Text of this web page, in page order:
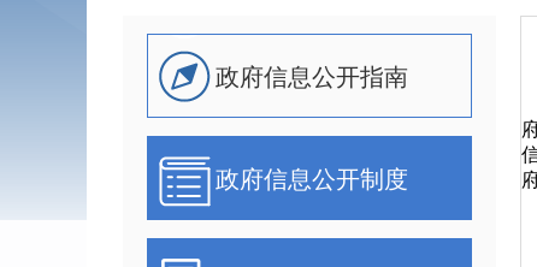
政府信息公开指南
政府信息公开制度